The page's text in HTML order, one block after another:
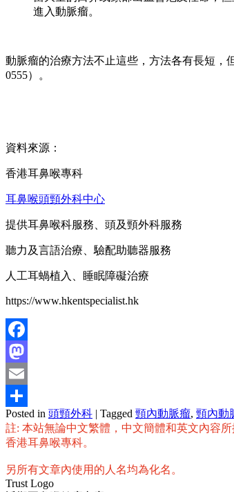
進入動脈瘤。
動脈瘤的治療方法不止這些，方法各有長短，
0555）。
資料來源：
香港耳鼻喉專科
耳鼻喉頭頸外科中心
提供耳鼻喉科服務、頭及頸外科服務
聽力及言語治療、驗配助聽器服務
人工耳蝸植入、睡眠障礙治療
https://www.hkentspecialist.hk
Facebook
Mastodon
Email
分
享
Posted in 頭頸外科 | Tagged 頸內動脈瘤, 頸內動
註: 本站無論中文繁體，中文簡體和英文內容
香港耳鼻喉專科。
另所有文章內使用的人名均為化名。
Trust Logo